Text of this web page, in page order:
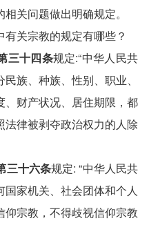
关问题做出明确规定。
有关宗教的规定有哪些？
三十四条规定:“中华人民共
族、种族、性别、职业、
财产状况、居住期限，都
律被剥夺政治权力的人除
三十六条规定: “中华人民共
家机关、社会团体和个人
宗教，不得歧视信仰宗教